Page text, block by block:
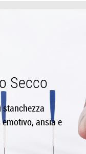
Secco
stanchezza
ansia e